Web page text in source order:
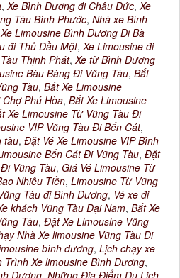
, Xe Bình Dương đi Châu Đức, Xe
Tàu Bình Phước, Nhà xe Bình
Limousine Bình Dương Đi Bà
đi Thủ Dầu Một, Xe Limousine đi
Thịnh Phát, Xe từ Bình Dương
Bàu Bàng Đi Vũng Tàu, Bắt
Tàu, Bắt Xe Limousine
Phú Hòa, Bắt Xe Limousine
Xe Limousine Từ Vũng Tàu Đi
VIP Vũng Tàu Đi Bến Cát,
tàu, Đặt Vé Xe Limousine VIP Bình
Bến Cát Đi Vũng Tàu, Đặt
Vũng Tàu, Giá Vé Limousine Từ
Nhiêu Tiền, Limousine Từ Vũng
Tàu đi Bình Dương, Vé xe đi
khách Vũng Tàu Đại Nam, Bắt Xe
Tàu, Đặt Xe Limousine Vũng
Nhà Xe limousine Vũng Tàu Đi
bình dương, Lịch chạy xe
Trình Xe limousine Bình Dương,
Dương, Những Địa Điểm Du Lịch